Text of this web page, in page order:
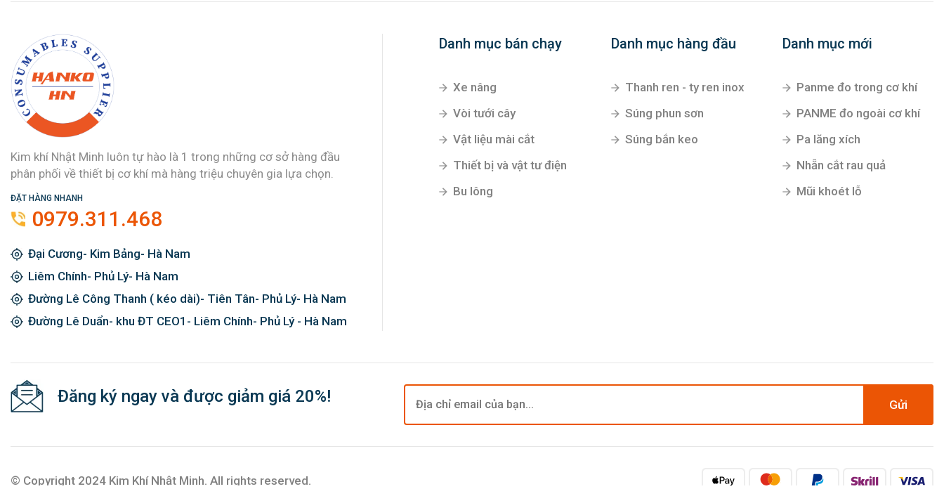
Kim khí Nhật Minh luôn tự hào là 1 trong những cơ sở hàng đầu
phân phối về thiết bị cơ khí mà hàng triệu chuyên gia lựa chọn.
ĐẶT HÀNG NHANH
0979.311.468
Đại Cương- Kim Bảng- Hà Nam
Liêm Chính- Phủ Lý- Hà Nam
Đường Lê Công Thanh ( kéo dài)- Tiên Tân- Phủ Lý- Hà Nam
Đường Lê Duẩn- khu ĐT CEO1- Liêm Chính- Phủ Lý - Hà Nam
Danh mục bán chạy
Xe nâng
Vòi tưới cây
Vật liệu mài cắt
Thiết bị và vật tư điện
Bu lông
Danh mục hàng đầu
Thanh ren - ty ren inox
Súng phun sơn
Súng bắn keo
Danh mục mới
Panme đo trong cơ khí
PANME đo ngoài cơ khí
Pa lăng xích
Nhẵn cắt rau quả
Mũi khoét lỗ
Đăng ký ngay và được giảm giá 20%! Gửi
© Copyright 2024 Kim Khí Nhật Minh. All rights reserved.